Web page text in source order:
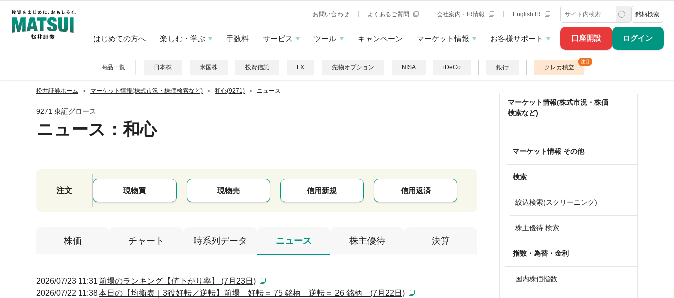
口座開設 ログイン
お問い合わせ よくあるご質問 会社案内・IR情報 English IR 銘柄検索
はじめての方へ 楽しむ・学ぶ 手数料 サービス ツール キャンペーン マーケット情報 お客様サポート
商品一覧 日本株 米国株 投資信託 FX 先物オプション NISA iDeCo 銀行 クレカ積立
松井証券ホーム マーケット情報(株式市況・株価検索など) 和心(9271) ニュース
9271 東証グロース
ニュース ：和心
注文 現物買 現物売 信用新規 信用返済
株価 チャート 時系列データ ニュース 株主優待 決算
2026/07/23 11:31前場のランキング【値下がり率】 (7月23日)
2026/07/22 11:38本日の【均衡表｜3役好転／逆転】前場 好転＝ 75 銘柄 逆転＝ 26 銘柄 (7月22日)
マーケット情報(株式市況・株価
検索など)
マーケット情報 その他
検索
絞込検索(スクリーニング)
株主優待 検索
指数・為替・金利
国内株価指数